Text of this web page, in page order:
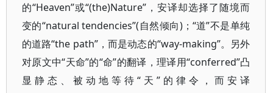
的“Heaven”或“(the)Nature”，安译却选择了随境而
变的“natural tendencies”(自然倾向)；“道”不是单纯
的道路“the path”，而是动态的“way-making”。另外
对原文中“天命”的“命”的翻译，理译用“conferred”凸
显静态、被动地等待“天”的律令，而安译